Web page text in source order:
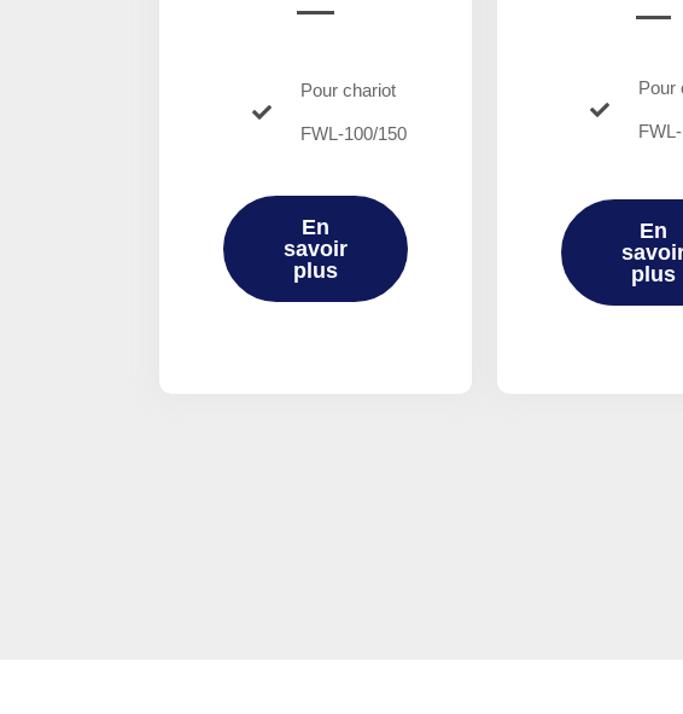
Pour chariot
FWL-100/150
En
savoir
plus
Pour
En
plus